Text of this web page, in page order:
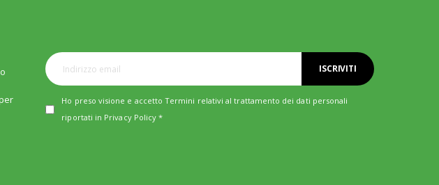
ISCRIVITI
Ho preso visione e accetto Termini relativi al trattamento dei dati personali
riportati in Privacy Policy *